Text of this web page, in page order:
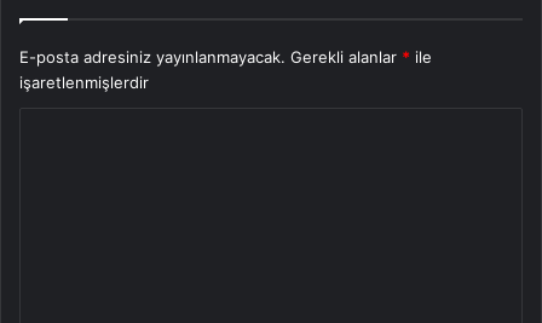
E-posta adresiniz yayınlanmayacak. Gerekli alanlar * ile
işaretlenmişlerdir